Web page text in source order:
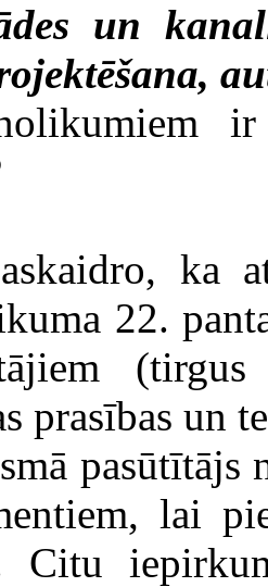
un
ka
22.
prasības un
lai
Citu